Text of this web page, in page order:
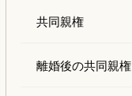
共同親権
離婚後の共同親権